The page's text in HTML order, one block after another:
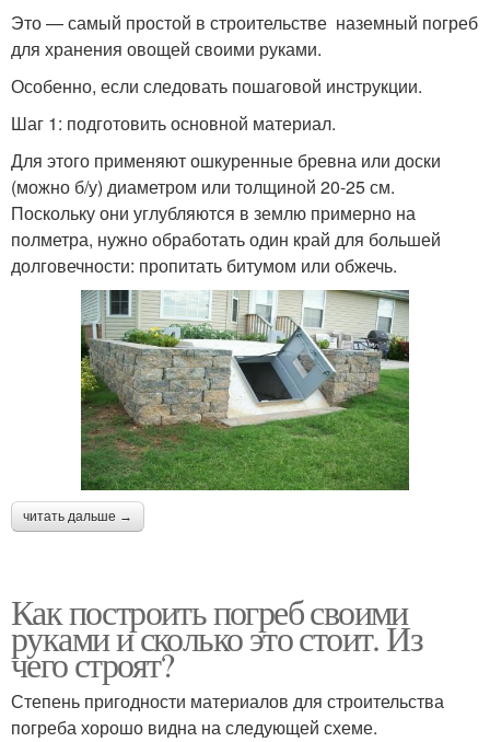
Это — самый простой в строительстве наземный погреб
для хранения овощей своими руками.
Особенно, если следовать пошаговой инструкции.
Шаг 1: подготовить основной материал.
Для этого применяют ошкуренные бревна или доски
(можно б/у) диаметром или толщиной 20-25 см.
Поскольку они углубляются в землю примерно на
полметра, нужно обработать один край для большей
долговечности: пропитать битумом или обжечь.
читать дальше →
Как построить погреб своими
руками и сколько это стоит. Из
чего строят?
Степень пригодности материалов для строительства
погреба хорошо видна на следующей схеме.